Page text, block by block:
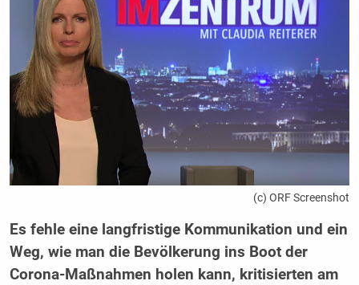
(c) ORF Screenshot
Es fehle eine langfristige Kommunikation und ein
Weg, wie man die Bevölkerung ins Boot der
Corona-Maßnahmen holen kann, kritisierten am